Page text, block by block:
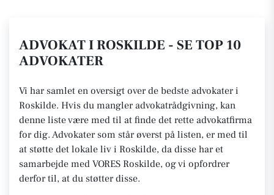
ADVOKAT I ROSKILDE - SE TOP 10
ADVOKATER
Vi har samlet en oversigt over de bedste advokater i
Roskilde. Hvis du mangler advokatrådgivning, kan
denne liste være med til at finde det rette advokatfirma
for dig. Advokater som står øverst på listen, er med til
at støtte det lokale liv i Roskilde, da disse har et
samarbejde med VORES Roskilde, og vi opfordrer
derfor til, at du støtter disse.